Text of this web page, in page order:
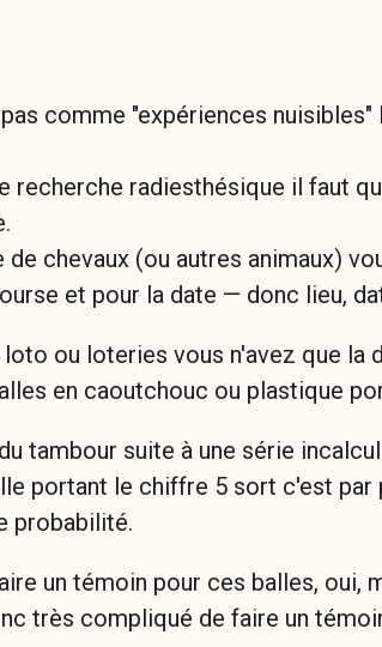
comme "expériences
recherche radiesthésique il faut
chevaux (ou autres animaux)
et pour la date — donc lieu,
ou loteries vous n'avez que
en caoutchouc ou plastique
tambour suite à une série
portant le chiffre 5 sort c'est
probabilité.
un témoin pour ces balles, oui,
très compliqué de faire un